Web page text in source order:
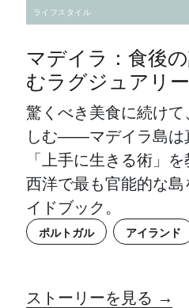
ライフスタイル
マデイラ：食後
むラグジュアリー
驚くべき美食に続け
しむ――マデイラ島は
「上手に生きる術」
西洋で最も官能的な
イドブック。
ポルトガル アイランド
ストーリーを見る →